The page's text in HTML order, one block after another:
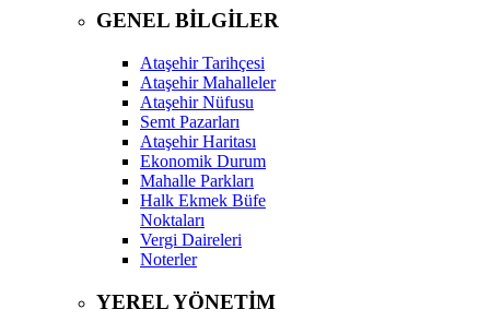
GENEL BİLGİLER
Ataşehir Tarihçesi
Ataşehir Mahalleler
Ataşehir Nüfusu
Semt Pazarları
Ataşehir Haritası
Ekonomik Durum
Mahalle Parkları
Halk Ekmek Büfe
Noktaları
Vergi Daireleri
Noterler
YEREL YÖNETİM